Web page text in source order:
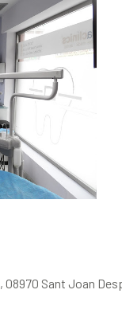
08970 Sant Joan